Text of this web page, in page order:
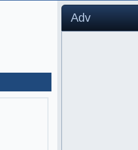
Adv